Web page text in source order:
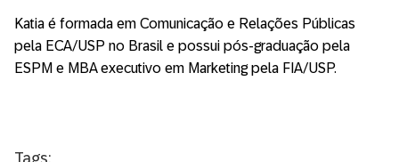
Katia é formada em Comunicação e Relações Públicas
pela ECA/USP no Brasil e possui pós-graduação pela
ESPM e MBA executivo em Marketing pela FIA/USP.
Tags: